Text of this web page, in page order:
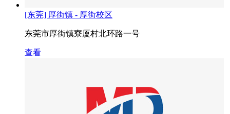
[东莞] 厚街镇 - 厚街校区
东莞市厚街镇寮厦村北环路一号
查看